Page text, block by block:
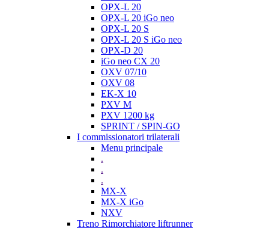
OPX-L 20
OPX-L 20 iGo neo
OPX-L 20 S
OPX-L 20 S iGo neo
OPX-D 20
iGo neo CX 20
OXV 07/10
OXV 08
EK-X 10
PXV M
PXV 1200 kg
SPRINT / SPIN-GO
I commissionatori trilaterali
Menu principale
.
.
.
MX-X
MX-X iGo
NXV
Treno Rimorchiatore liftrunner